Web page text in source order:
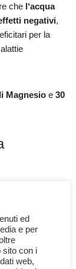
che l‘acqua
negativi,
per la
Magnesio e 30
salamoia che
ogni litro
1,5 litri di
ed
e per
sito con i
web,